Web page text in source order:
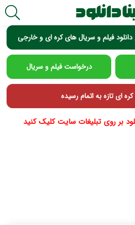
فیلم و سریال های کره ای و خارجی
درخواست فیلم و سریال
ای تازه به اتمام رسیده
بر روی تبلیغات سایت کلیک کنید